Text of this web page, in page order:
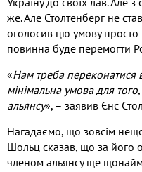
же. Але Столтенберг не
оголосив цю умову просто
повинна буде перемогти
«Нам треба переконатися
мінімальна умова для
альянсу», – заявив Єнс
Нагадаємо, що зовсім
Шольц сказав, що за його
членом альянсу ще